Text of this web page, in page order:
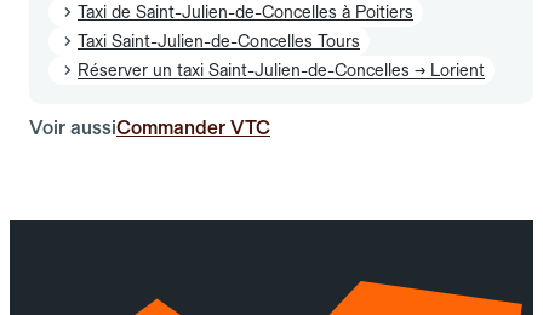
Taxi de Saint-Julien-de-Concelles à Poitiers
Taxi Saint-Julien-de-Concelles Tours
Réserver un taxi Saint-Julien-de-Concelles → Lorient
Voir aussiCommander VTC